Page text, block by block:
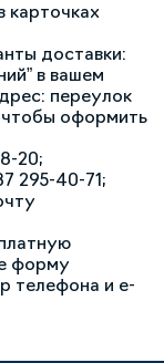
карточках
доставки:
в вашем
переулок
чтобы оформить
20;
295-40-71;
форму
телефона и e-